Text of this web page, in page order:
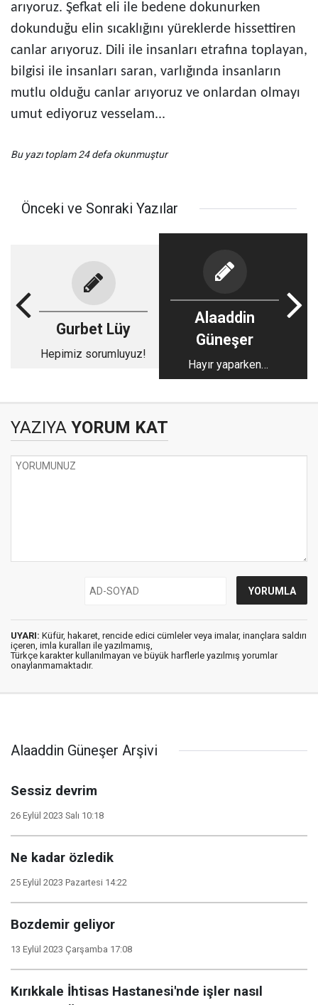
arıyoruz. Şefkat eli ile bedene dokunurken
dokunduğu elin sıcaklığını yüreklerde hissettiren
canlar arıyoruz. Dili ile insanları etrafına toplayan,
bilgisi ile insanları saran, varlığında insanların
mutlu olduğu canlar arıyoruz ve onlardan olmayı
umut ediyoruz vesselam...
Bu yazı toplam 24 defa okunmuştur
Önceki ve Sonraki Yazılar
Gurbet Lüy
Hepimiz sorumluyuz!
Alaaddin
Güneşer
Hayır yaparken
çalanlar!
YAZIYA YORUM KAT
UYARI: Küfür, hakaret, rencide edici cümleler veya imalar, inançlara saldırı
içeren, imla kuralları ile yazılmamış,
Türkçe karakter kullanılmayan ve büyük harflerle yazılmış yorumlar
onaylanmamaktadır.
Alaaddin Güneşer Arşivi
Sessiz devrim
26 Eylül 2023 Salı 10:18
Ne kadar özledik
25 Eylül 2023 Pazartesi 14:22
Bozdemir geliyor
13 Eylül 2023 Çarşamba 17:08
Kırıkkale İhtisas Hastanesi'nde işler nasıl